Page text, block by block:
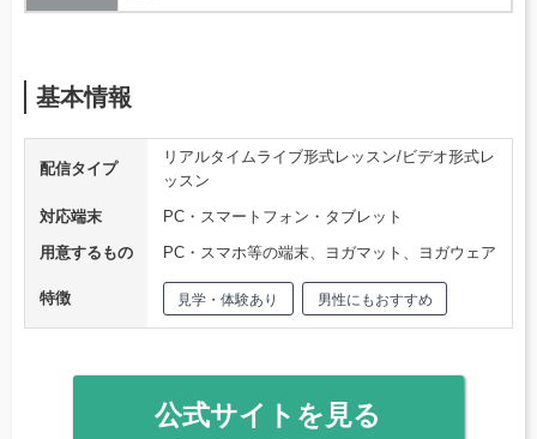
基本情報
配信タイプ
リアルタイムライブ形式レッスン/ビデオ形式レ
ッスン
対応端末
PC・スマートフォン・タブレット
用意するもの
PC・スマホ等の端末、ヨガマット、ヨガウェア
特徴 見学・体験あり 男性にもおすすめ
公式サイトを見る